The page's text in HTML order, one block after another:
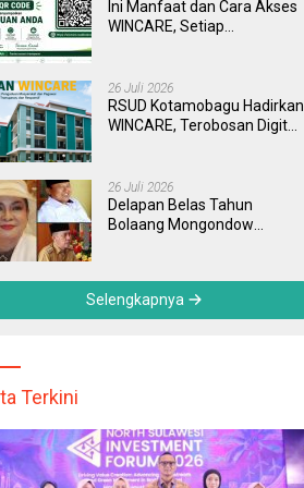
Ini Manfaat dan Cara Akses
WINCARE, Setiap
Dipantau Dan Ditangani
dengan Tuntas
26 Juli 2026
RSUD Kotamobagu Hadirkan
WINCARE, Terobosan Digital
yang Cepat, Transparan, dan
Responsif
26 Juli 2026
Delapan Belas Tahun
Bolaang Mongondow
Sebuah Daerah yang
Menolak Tertinggal
Selengkapnya
Terkini